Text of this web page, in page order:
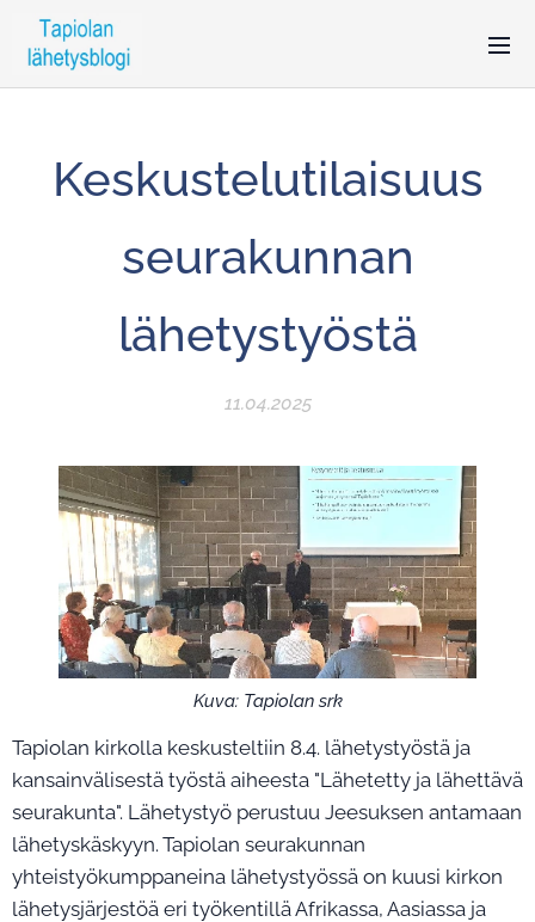
Keskustelutilaisuus
seurakunnan
lähetystyöstä
11.04.2025
Kuva: Tapiolan srk
Tapiolan kirkolla keskusteltiin 8.4. lähetystyöstä ja
kansainvälisestä työstä aiheesta "Lähetetty ja lähettävä
seurakunta". Lähetystyö perustuu Jeesuksen antamaan
lähetyskäskyyn. Tapiolan seurakunnan
yhteistyökumppaneina lähetystyössä on kuusi kirkon
lähetysjärjestöä eri työkentillä Afrikassa, Aasiassa ja